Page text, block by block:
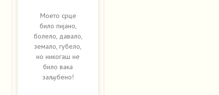
Моето срце
било пијано,
болело, давало,
земало, губело,
но никогаш не
било вака
заљубено!